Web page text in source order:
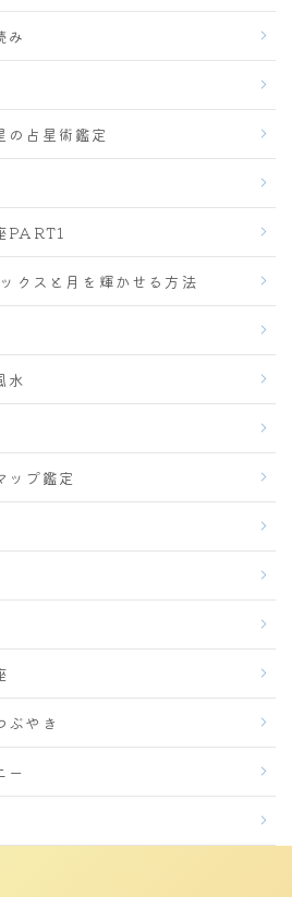
み
の占星術鑑定
PART1
クスと月を輝かせる方法
水
ップ鑑定
ぶやき
ー